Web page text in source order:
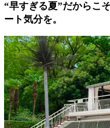
“早すぎる夏”だからこ
ート気分を。